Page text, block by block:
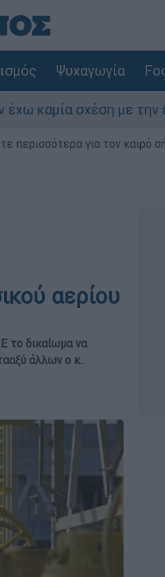
Ψυχαγωγία
σχέση με την
περισσότερα για τον καιρό
αερίου
το δικαίωμα να
άλλων ο κ.